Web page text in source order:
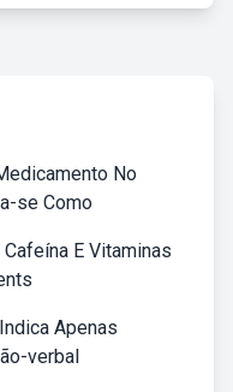
No
se Como
E Vitaminas
Apenas
verbal